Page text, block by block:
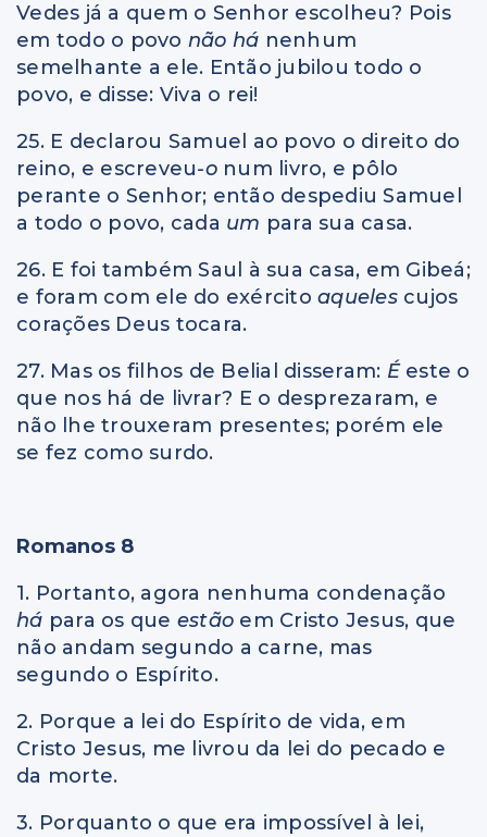
Vedes já a quem o Senhor escolheu? Pois
em todo o povo não há nenhum
semelhante a ele. Então jubilou todo o
povo, e disse: Viva o rei!
25. E declarou Samuel ao povo o direito do
reino, e escreveu-o num livro, e pôlo
perante o Senhor; então despediu Samuel
a todo o povo, cada um para sua casa.
26. E foi também Saul à sua casa, em Gibeá;
e foram com ele do exército aqueles cujos
corações Deus tocara.
27. Mas os filhos de Belial disseram: É este o
que nos há de livrar? E o desprezaram, e
não lhe trouxeram presentes; porém ele
se fez como surdo.
Romanos 8
1. Portanto, agora nenhuma condenação
há para os que estão em Cristo Jesus, que
não andam segundo a carne, mas
segundo o Espírito.
2. Porque a lei do Espírito de vida, em
Cristo Jesus, me livrou da lei do pecado e
da morte.
3. Porquanto o que era impossível à lei,